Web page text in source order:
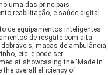
uma das principais
e saúde digital.
de equipamentos inteligentes
de resgate com alta
macas de ambulância,
etc. e pode ser
at showcasing the "Made in
overall efficiency of